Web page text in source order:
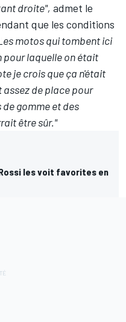
droite", admet le
que les conditions
motos qui tombent ici
pour laquelle on était
je crois que ça n'était
assez de place pour
gomme et des
être sûr."
les voit favorites en